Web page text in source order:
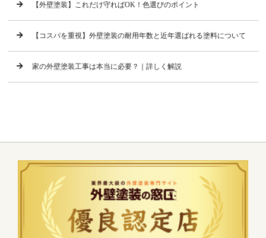
【外壁塗装】これだけ守ればOK！色選びのポイント
【コスパを重視】外壁塗装の耐用年数と近年選ばれる塗料について
家の外壁塗装工事は本当に必要？｜詳しく解説